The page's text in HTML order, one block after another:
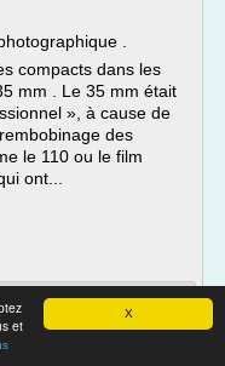
X
et
.
compacts dans les
mm . Le 35 mm était
», à cause de
des
le 110 ou le film
ont...
compatibles